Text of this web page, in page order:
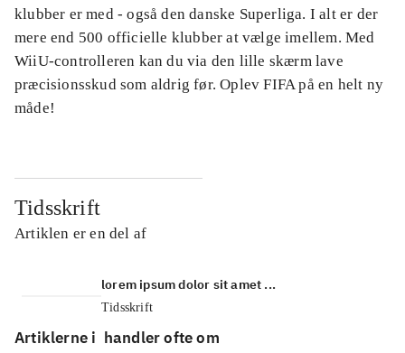
klubber er med - også den danske Superliga. I alt er der
mere end 500 officielle klubber at vælge imellem. Med
WiiU-controlleren kan du via den lille skærm lave
præcisionsskud som aldrig før. Oplev FIFA på en helt ny
måde!
Tidsskrift
Artiklen er en del af
lorem ipsum dolor sit amet ...
Tidsskrift
Artiklerne i handler ofte om